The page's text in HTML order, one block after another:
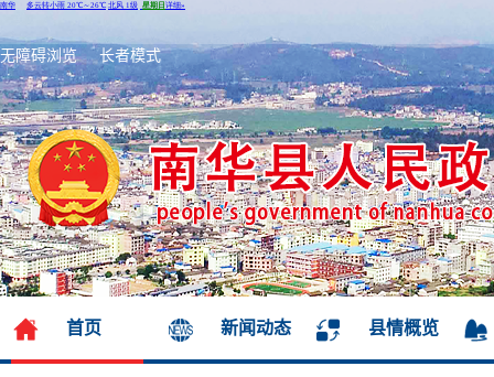
无障碍浏览 长者模式
首页 新闻动态 县情概览